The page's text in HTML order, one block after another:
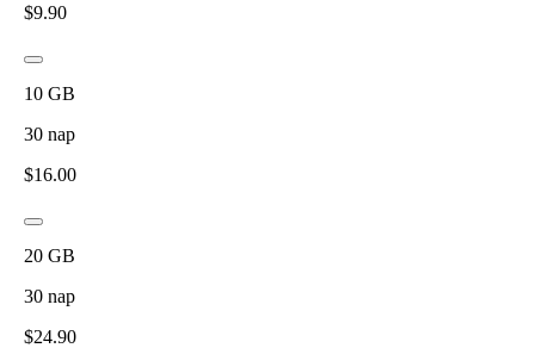
$9.90
10 GB
30 nap
$16.00
20 GB
30 nap
$24.90